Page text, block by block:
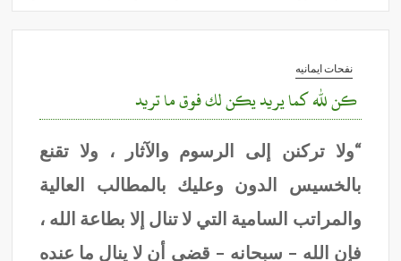
نفحات ايمانيه
كن لله كما يريد يكن لك فوق ما تريد
“ولا تركنن إلى الرسوم والآثار ، ولا تقنع
بالخسيس الدون وعليك بالمطالب العالية
والمراتب السامية التي لا تنال إلا بطاعة الله ،
فإن الله – سبحانه – قضى أن لا ينال ما عنده